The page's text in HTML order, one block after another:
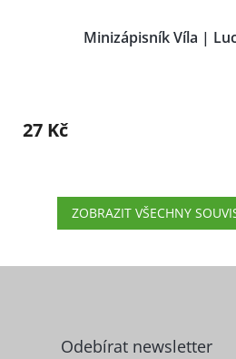
Minizápisník Víla |
27 Kč
ZOBRAZIT VŠECHNY
Odebírat newsletter